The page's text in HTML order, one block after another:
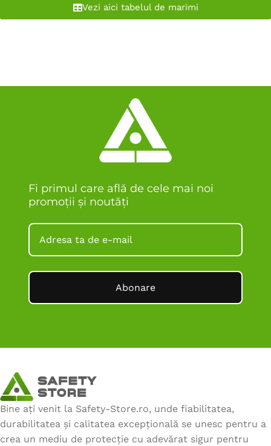
Vezi aici tabelul de marimi
Fi primul care află de cele mai noi
promoții și noutăți
Abonare
Bine ați venit la Safety-Store.ro, unde fiabilitatea,
durabilitatea și calitatea excepțională se unesc pentru a
crea un mediu de protecție cu adevărat sigur pentru